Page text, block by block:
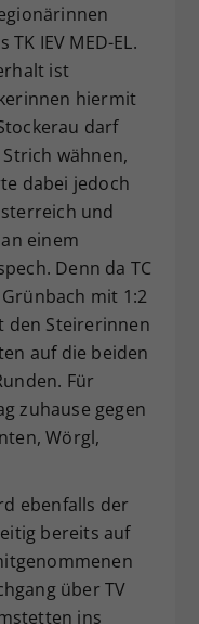
IEV MED-EL.
ist
hiermit
darf
wähnen,
dabei jedoch
und
einem
Denn da TC
mit 1:2
den Steirerinnen
auf die beiden
Für
zuhause gegen
Wörgl,
ebenfalls der
bereits auf
über TV
ins